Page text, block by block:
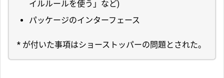
イルルールを使う」など)
パッケージのインターフェース
* が付いた事項はショーストッパーの問題とされた。